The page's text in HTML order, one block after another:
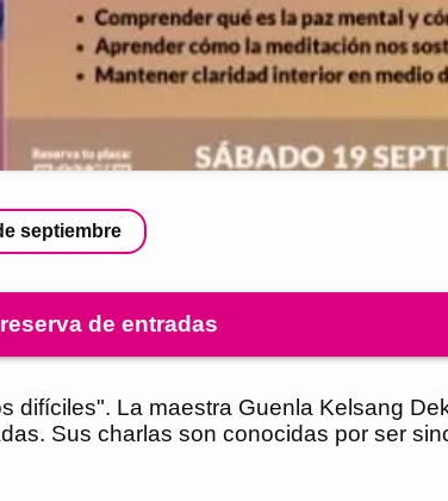
septiembre
de entradas
difíciles". La maestra Guenla Kelsang
Sus charlas son conocidas por ser